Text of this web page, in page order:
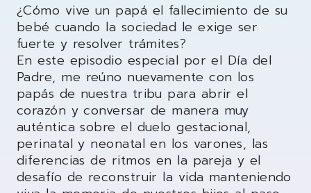
¿Cómo vive un papá el fallecimiento de su
bebé cuando la sociedad le exige ser
fuerte y resolver trámites?
En este episodio especial por el Día del
Padre, me reúno nuevamente con los
papás de nuestra tribu para abrir el
corazón y conversar de manera muy
auténtica sobre el duelo gestacional,
perinatal y neonatal en los varones, las
diferencias de ritmos en la pareja y el
desafío de reconstruir la vida manteniendo